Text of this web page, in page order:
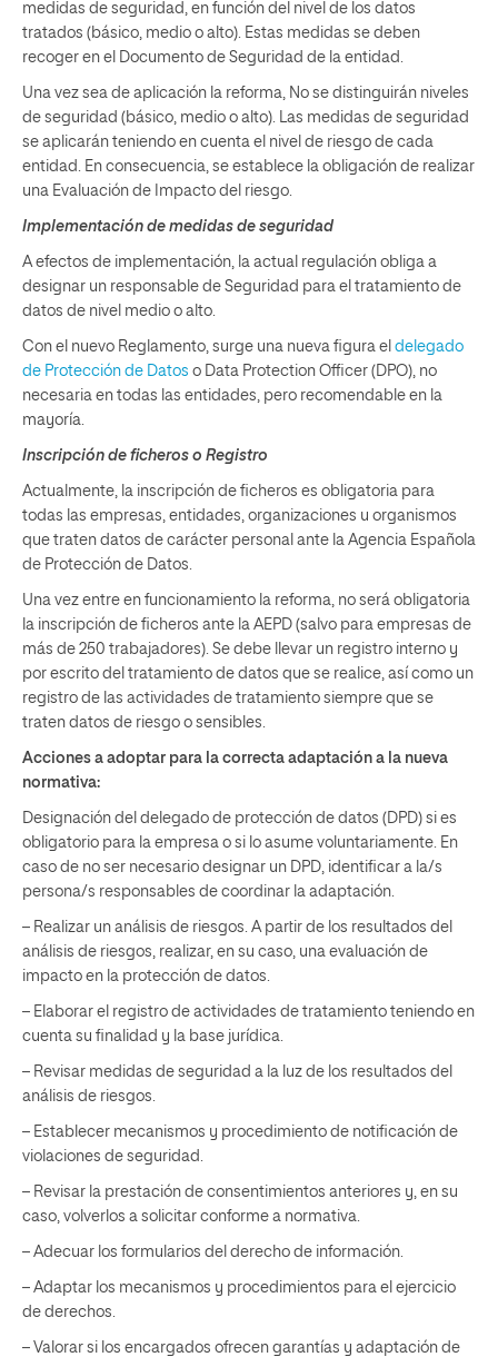
medidas de seguridad, en función del nivel de los datos
tratados (básico, medio o alto). Estas medidas se deben
recoger en el Documento de Seguridad de la entidad.
Una vez sea de aplicación la reforma, No se distinguirán niveles
de seguridad (básico, medio o alto). Las medidas de seguridad
se aplicarán teniendo en cuenta el nivel de riesgo de cada
entidad. En consecuencia, se establece la obligación de realizar
una Evaluación de Impacto del riesgo.
Implementación de medidas de seguridad
A efectos de implementación, la actual regulación obliga a
designar un responsable de Seguridad para el tratamiento de
datos de nivel medio o alto.
Con el nuevo Reglamento, surge una nueva figura el delegado
de Protección de Datos o Data Protection Officer (DPO), no
necesaria en todas las entidades, pero recomendable en la
mayoría.
Inscripción de ficheros o Registro
Actualmente, la inscripción de ficheros es obligatoria para
todas las empresas, entidades, organizaciones u organismos
que traten datos de carácter personal ante la Agencia Española
de Protección de Datos.
Una vez entre en funcionamiento la reforma, no será obligatoria
la inscripción de ficheros ante la AEPD (salvo para empresas de
más de 250 trabajadores). Se debe llevar un registro interno y
por escrito del tratamiento de datos que se realice, así como un
registro de las actividades de tratamiento siempre que se
traten datos de riesgo o sensibles.
Acciones a adoptar para la correcta adaptación a la nueva
normativa:
Designación del delegado de protección de datos (DPD) si es
obligatorio para la empresa o si lo asume voluntariamente. En
caso de no ser necesario designar un DPD, identificar a la/s
persona/s responsables de coordinar la adaptación.
– Realizar un análisis de riesgos. A partir de los resultados del
análisis de riesgos, realizar, en su caso, una evaluación de
impacto en la protección de datos.
– Elaborar el registro de actividades de tratamiento teniendo en
cuenta su finalidad y la base jurídica.
– Revisar medidas de seguridad a la luz de los resultados del
análisis de riesgos.
– Establecer mecanismos y procedimiento de notificación de
violaciones de seguridad.
– Revisar la prestación de consentimientos anteriores y, en su
caso, volverlos a solicitar conforme a normativa
– Adecuar los formularios del derecho de información
– Adaptar los mecanismos y procedimientos para el ejercicio
de derechos
– Valorar si los encargados ofrecen garantías y adaptación de